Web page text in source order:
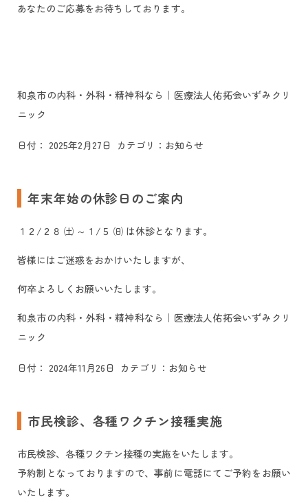
あなたのご応募をお待ちしております。
和泉市の内科・外科・精神科なら｜医療法人佑拓会いずみクリ
ニック
日付： 2025年2月27日 カテゴリ： お知らせ
年末年始の休診日のご案内
１２/２８ ㈯ ～１/５ ㈰ は休診となります。
皆様にはご迷惑をおかけいたしますが、
何卒よろしくお願いいたします。
和泉市の内科・外科・精神科なら｜医療法人佑拓会いずみクリ
ニック
日付： 2024年11月26日 カテゴリ： お知らせ
市民検診、各種ワクチン接種実施
市民検診、各種ワクチン接種の実施をいたします。
予約制となっておりますので、事前に電話にてご予約をお願い
いたします。